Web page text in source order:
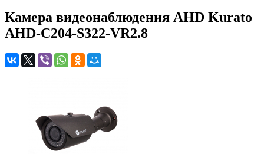
Камера видеонаблюдения AHD Kurato
AHD-C204-S322-VR2.8